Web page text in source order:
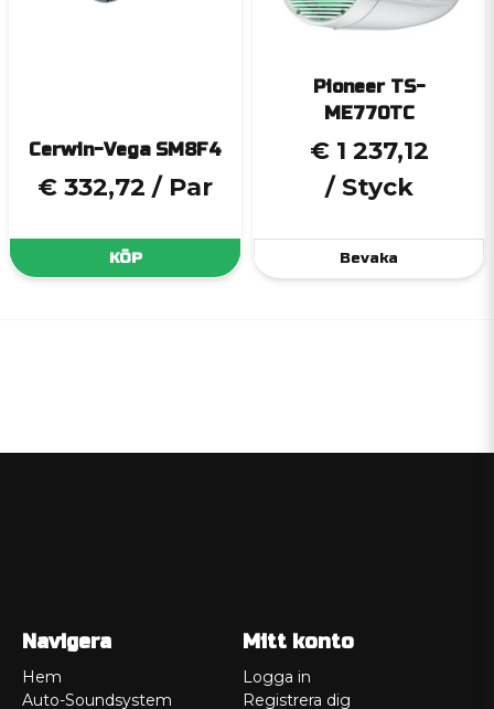
Cerwin-Vega SM8F4
€ 332,72 / Par
KÖP
Pioneer TS-
ME770TC
€ 1 237,12
/ Styck
Bevaka
Navigera
Hem
Auto-Soundsystem
Mitt konto
Logga in
Registrera dig